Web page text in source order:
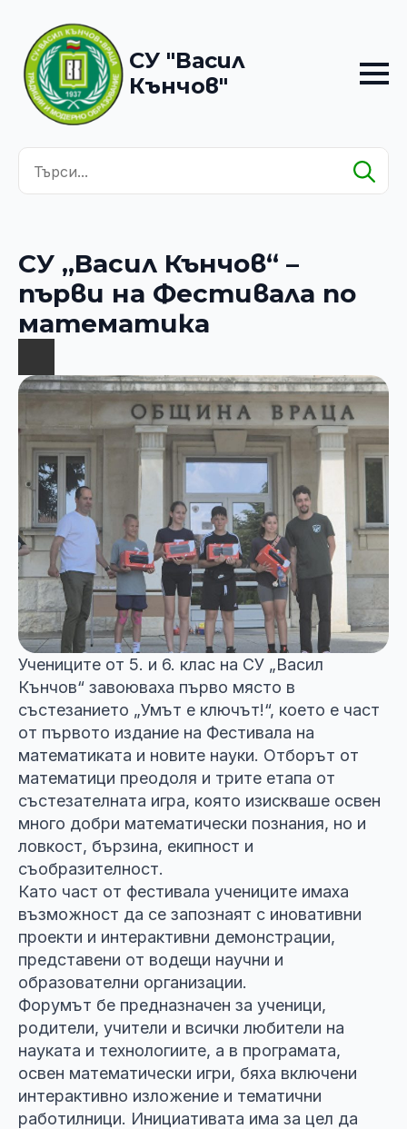
СУ "Васил
Кънчов"
СУ „Васил Кънчов“ –
първи на Фестивала по
математика
Учениците от 5. и 6. клас на СУ „Васил
Кънчов“ завоюваха първо място в
състезанието „Умът е ключът!“, което е част
от първото издание на Фестивала на
математиката и новите науки. Отборът от
математици преодоля и трите етапа от
състезателната игра, която изискваше освен
много добри математически познания, но и
ловкост, бързина, екипност и
съобразителност.
Като част от фестивала учениците имаха
възможност да се запознаят с иновативни
проекти и интерактивни демонстрации,
представени от водещи научни и
образователни организации.
Форумът бе предназначен за ученици,
родители, учители и всички любители на
науката и технологиите, а в програмата,
освен математически игри, бяха включени
интерактивно изложение и тематични
работилници. Инициативата има за цел да